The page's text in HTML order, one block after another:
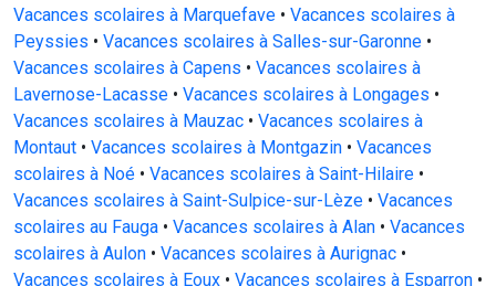
Vacances scolaires à Marquefave • Vacances scolaires à
Peyssies • Vacances scolaires à Salles-sur-Garonne •
Vacances scolaires à Capens • Vacances scolaires à
Lavernose-Lacasse • Vacances scolaires à Longages •
Vacances scolaires à Mauzac • Vacances scolaires à
Montaut • Vacances scolaires à Montgazin • Vacances
scolaires à Noé • Vacances scolaires à Saint-Hilaire •
Vacances scolaires à Saint-Sulpice-sur-Lèze • Vacances
scolaires au Fauga • Vacances scolaires à Alan • Vacances
scolaires à Aulon • Vacances scolaires à Aurignac •
Vacances scolaires à Eoux • Vacances scolaires à Esparron •